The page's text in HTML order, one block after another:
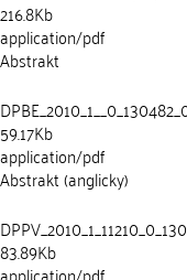
216.8Kb
application/pdf
Abstrakt
59.17Kb
application/pdf
Abstrakt (anglicky)
83.89Kb